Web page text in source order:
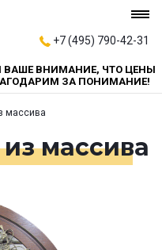
+7 (495) 790-42-31
ВНИМАНИЕ, ЧТО ЦЕНЫ
ЗА ПОНИМАНИЕ!
массива
массива